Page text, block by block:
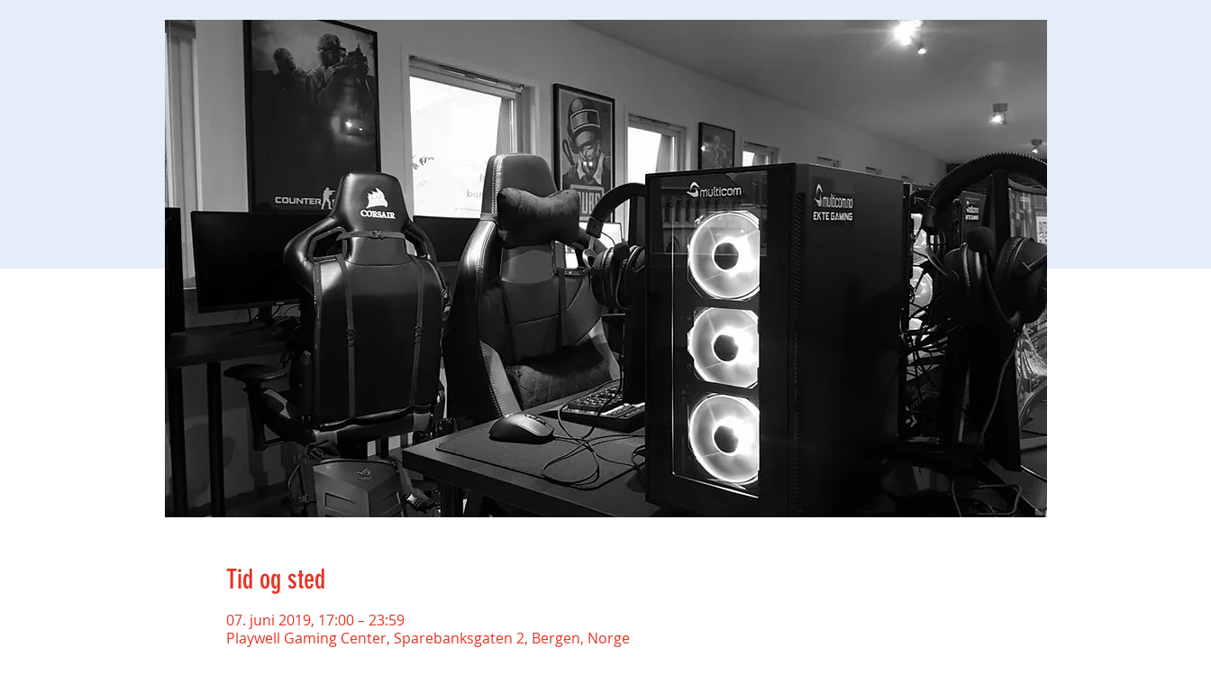
Tid og sted
07. juni 2019, 17:00 – 23:59
Playwell Gaming Center, Sparebanksgaten 2, Bergen, Norge